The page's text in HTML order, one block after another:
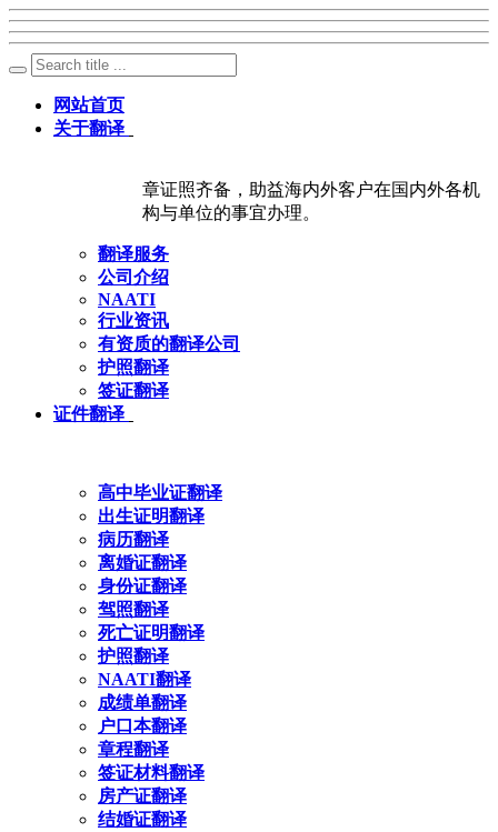
网站首页
关于翻译
章证照齐备，助益海内外客户在国内外各机
构与单位的事宜办理。
翻译服务
公司介绍
NAATI
行业资讯
有资质的翻译公司
护照翻译
签证翻译
证件翻译
高中毕业证翻译
出生证明翻译
病历翻译
离婚证翻译
身份证翻译
驾照翻译
死亡证明翻译
护照翻译
NAATI翻译
成绩单翻译
户口本翻译
章程翻译
签证材料翻译
房产证翻译
结婚证翻译